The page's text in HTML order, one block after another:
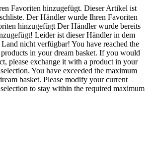
Favoriten hinzugefügt. Dieser Artikel ist
Der Händler wurde Ihren Favoriten
hinzugefügt Der Händler wurde bereits
Leider ist dieser Händler in dem
nicht verfügbar! You have reached the
in your dream basket. If you would
please exchange it with a product in your
You have exceeded the maximum
basket. Please modify your current
to stay within the required maximum